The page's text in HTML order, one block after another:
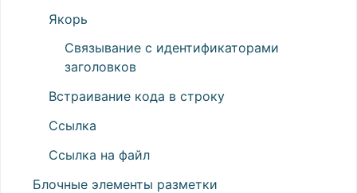
Якорь
Связывание с идентификаторами
заголовков
Встраивание кода в строку
Ссылка
Ссылка на файл
Блочные элементы разметки